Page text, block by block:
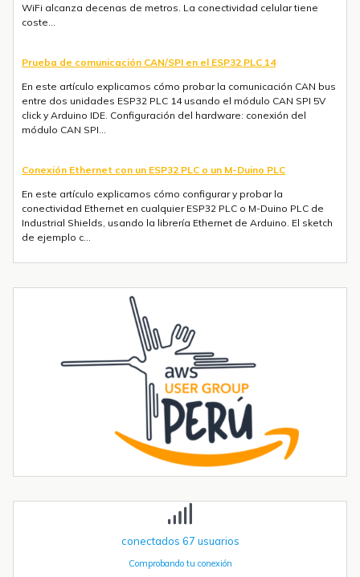
WiFi alcanza decenas de metros. La conectividad celular tiene
coste...
Prueba de comunicación CAN/SPI en el ESP32 PLC 14
En este artículo explicamos cómo probar la comunicación CAN bus
entre dos unidades ESP32 PLC 14 usando el módulo CAN SPI 5V
click y Arduino IDE. Configuración del hardware: conexión del
módulo CAN SPI...
Conexión Ethernet con un ESP32 PLC o un M-Duino PLC
En este artículo explicamos cómo configurar y probar la
conectividad Ethernet en cualquier ESP32 PLC o M-Duino PLC de
Industrial Shields, usando la librería Ethernet de Arduino. El sketch
de ejemplo c...
integrado
Introducción La integración de la comunicación 4G en PLCs
basados en ESP32 abre un sinfín de posibilidades para el IoT y la
automatización industrial. En una entrada anterior del blog,​ "Cómo
Tendencias transformadoras en robótica industrial para 2026 y
La robótica industrial ya no crece de forma constante — está
acelerando. Las instalaciones globales de robots industriales
superaron las 590.000 unidades en 2023 y se proyecta que
conectados 67 usuarios
Comprobando tu conexión